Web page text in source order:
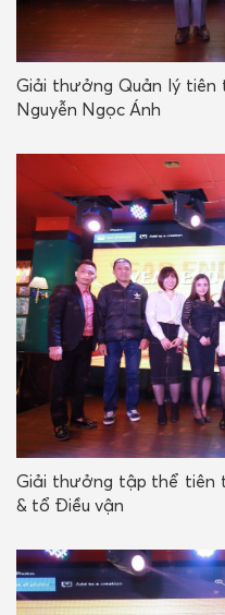
Giải thưởng Quản lý tiên
Nguyễn Ngọc Ánh
Giải thưởng tập thể tiên
& tổ Điều vận